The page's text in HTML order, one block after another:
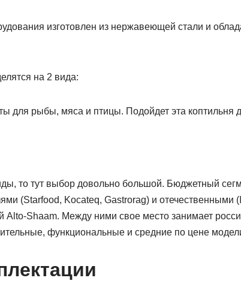
изготовлен из нержавеющей стали и
на 2 вида:
для рыбы, мяса и птицы. Подойдет эта коптильня
то тут выбор довольно большой. Бюджетный
(Starfood, Kocateq, Gastrorag) и
Alto-Shaam. Между ними свое место занимает
функциональные и средние по цене